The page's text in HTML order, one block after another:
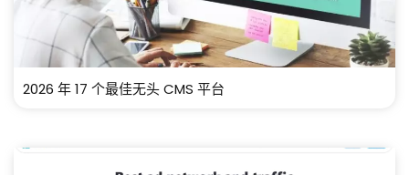
2026 年 17 个最佳无头 CMS 平台